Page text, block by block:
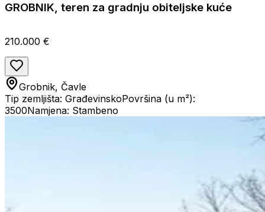
GROBNIK, teren za gradnju obiteljske kuće
210.000 €
Grobnik, Čavle
Tip zemljišta: GrađevinskoPovršina (u m²):
3500Namjena: Stambeno